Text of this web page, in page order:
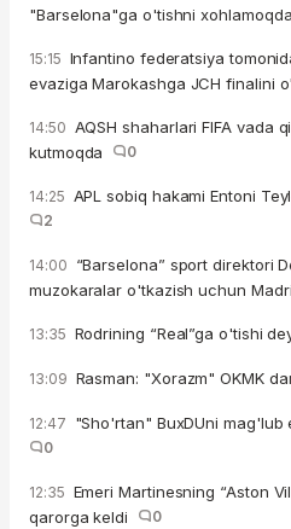
"Barselona"ga o'tishni
15:15 Infantino federatsiya
evaziga Marokashga JCH finalini
14:50 AQSH shaharlari FIFA vada
kutmoqda
0
14:25 APL sobiq hakami Entoni
2
14:00 “Barselona” sport direktori
muzokaralar o'tkazish uchun
13:35 Rodrining “Real”ga o'tishi
13:09 Rasman: "Xorazm" OKMK
12:47 "Sho'rtan" BuxDUni mag'lub
0
12:35 Emeri Martinesning “Aston
qarorga keldi
0